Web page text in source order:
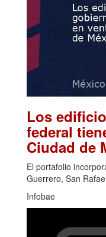
Los
federal
Ciudad de
El portafolio
Guerrero, San
Infobae